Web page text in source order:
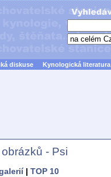
diskuse Kynologická literatura
- Psi
| TOP 10